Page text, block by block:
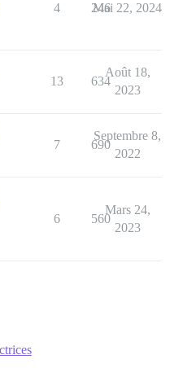
4 246
Mai 22, 2024
13 634
Août 18,
2023
7 690
Septembre 8,
2022
6 560
Mars 24,
2023